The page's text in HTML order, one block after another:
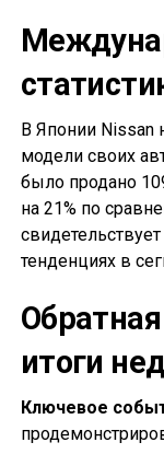
В Японии Nissan
модели своих
было продано
на 21% по
тенденциях в
итоги
Ключевое